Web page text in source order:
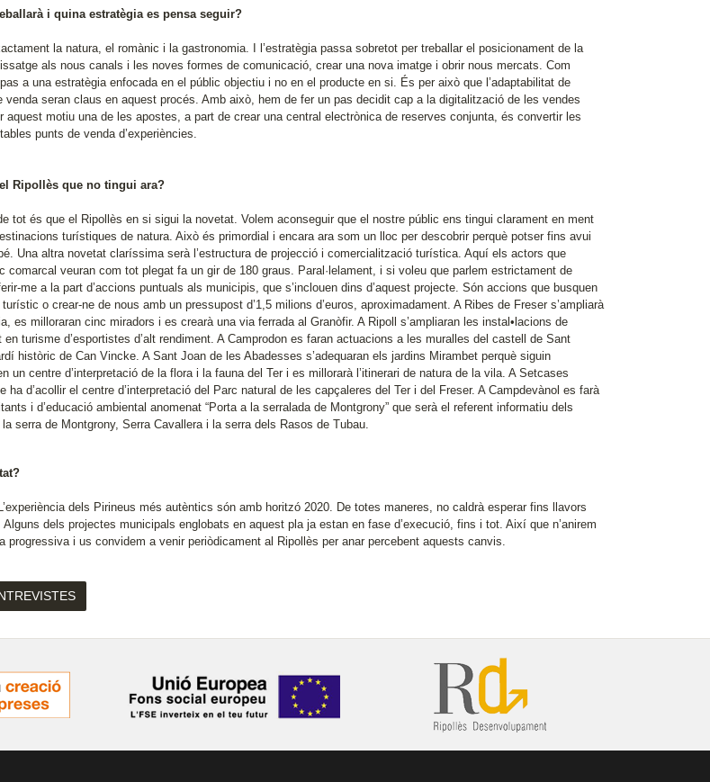
i quina estratègia es pensa seguir?
la natura, el romànic i la gastronomia. I l’estratègia passa sobretot per treballar el posicionament de la
als nous canals i les noves formes de comunicació, crear una nova imatge i obrir nous mercats. Com
a una estratègia enfocada en el públic objectiu i no en el producte en si. És per això que l’adaptabilitat de
venda seran claus en aquest procés. Amb això, hem de fer un pas decidit cap a la digitalització de les vendes
aquest motiu una de les apostes, a part de crear una central electrònica de reserves conjunta, és convertir les
punts de venda d’experiències.
Ripollès que no tingui ara?
tot és que el Ripollès en si sigui la novetat. Volem aconseguir que el nostre públic ens tingui clarament en ment
turístiques de natura. Això és primordial i encara ara som un lloc per descobrir perquè potser fins avui
Una altra novetat claríssima serà l’estructura de projecció i comercialització turística. Aquí els actors que
comarcal veuran com tot plegat fa un gir de 180 graus. Paral·lelament, i si voleu que parlem estrictament de
me a la part d’accions puntuals als municipis, que s’inclouen dins d’aquest projecte. Són accions que busquen
o crear-ne de nous amb un pressupost d’1,5 milions d’euros, aproximadament. A Ribes de Freser s’ampliarà
es milloraran cinc miradors i es crearà una via ferrada al Granòfir. A Ripoll s’ampliaran les instal•lacions de
en turisme d’esportistes d’alt rendiment. A Camprodon es faran actuacions a les muralles del castell de Sant
històric de Can Vincke. A Sant Joan de les Abadesses s’adequaran els jardins Mirambet perquè siguin
un centre d’interpretació de la flora i la fauna del Ter i es millorarà l’itinerari de natura de la vila. A Setcases
ha d’acollir el centre d’interpretació del Parc natural de les capçaleres del Ter i del Freser. A Campdevànol es farà
i d’educació ambiental anomenat “Porta a la serralada de Montgrony” que serà el referent informatiu dels
serra de Montgrony, Serra Cavallera i la serra dels Rasos de Tubau.
dels Pirineus més autèntics són amb horitzó 2020. De totes maneres, no caldrà esperar fins llavors
dels projectes municipals englobats en aquest pla ja estan en fase d’execució, fins i tot. Així que n’anirem
progressiva i us convidem a venir periòdicament al Ripollès per anar percebent aquests canvis.